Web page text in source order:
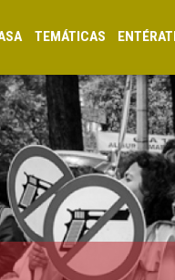
TEMÁTICAS